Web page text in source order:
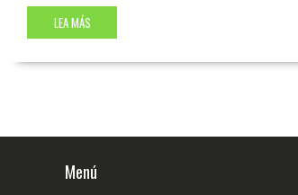
LEA MÁS
Menú